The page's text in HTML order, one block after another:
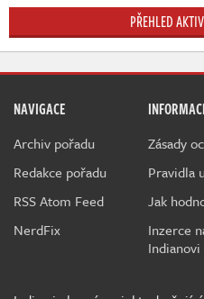
PŘEHLED
NAVIGACE
Archiv pořadu
Redakce pořadu
RSS Atom Feed
NerdFix
Zásady
Pravidla
Jak
Inzerce
Indianovi